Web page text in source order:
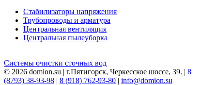
Стабилизаторы напряжения
Трубопроводы и арматура
Центральная вентиляция
Центральная пылеуборка
Системы очистки сточных вод
© 2026 domion.su | г.Пятигорск, Черкесское шоссе, 39. | 8
(8793) 38-93-98 | 8 (918) 762-93-80 | info@domion.su